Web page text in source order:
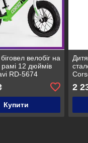
велобіг на
рамі 12 дюймів
RD-5674
Купити
2